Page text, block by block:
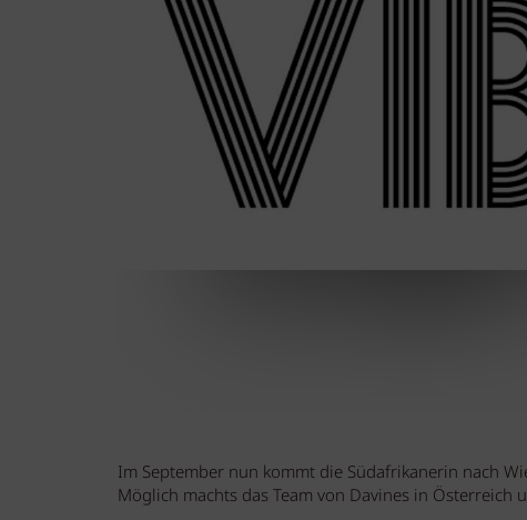
Im September nun kommt die Südafrikanerin nach
Möglich machts das Team von Davines in